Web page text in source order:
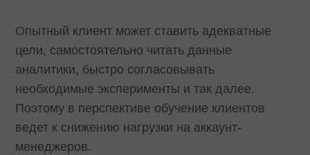
Опытный клиент может ставить адекватные
цели, самостоятельно читать данные
аналитики, быстро согласовывать
необходимые эксперименты и так далее.
Поэтому в перспективе обучение клиентов
ведет к снижению нагрузки на аккаунт-
менеджеров.